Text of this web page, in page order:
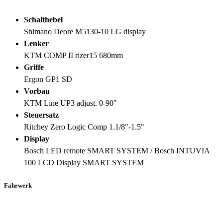
Schalthebel
Shimano Deore M5130-10 LG display
Lenker
KTM COMP II rizer15 680mm
Griffe
Ergon GP1 SD
Vorbau
KTM Line UP3 adjust. 0-90°
Steuersatz
Ritchey Zero Logic Comp 1.1/8"-1.5"
Display
Bosch LED remote SMART SYSTEM / Bosch INTUVIA
100 LCD Display SMART SYSTEM
Fahrwerk